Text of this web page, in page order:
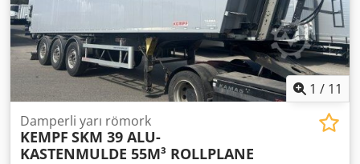
Alcoa jantlar. Tüm araçlarımızın genel bir incelemesini
web sitemizde bulabilirsiniz. Finansman mı gerekli?
Bireysel finansman çözümleri, tam kapsamlı servis
sözleşmeleri ve telematik hizmetler sunuyoruz. Size
şahsen danışmanlık yapmaktan memnuniyet duyarız.
Crsdpfx Amjzh Rviogjf
1 / 11
Damperli yarı römork
KEMPF SKM 39 ALU-
KASTENMULDE 55M³ ROLLPLANE